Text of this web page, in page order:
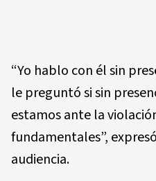
“Yo hablo con él sin
le preguntó si sin
estamos ante la
fundamentales”, expresó
audiencia.